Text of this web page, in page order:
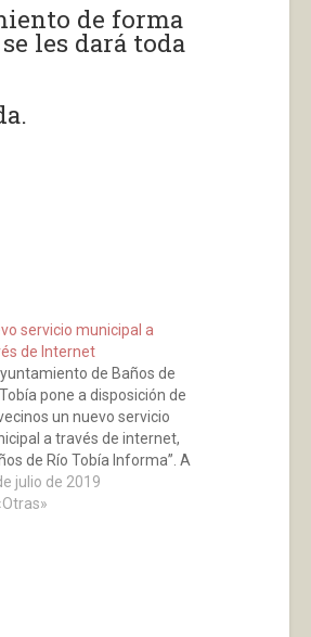
de forma
les dará toda
servicio municipal a
de Internet
de Baños de
pone a disposición de
un nuevo servicio
a través de internet,
de Río Tobía Informa”. A
de ahora los bandos,
noticias e
julio de 2019